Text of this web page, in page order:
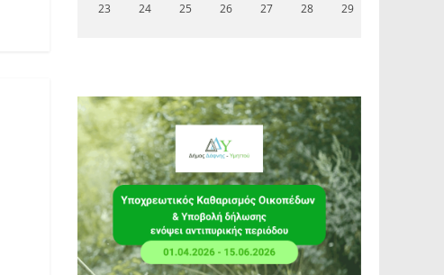
23 24 25 26 27 28 29